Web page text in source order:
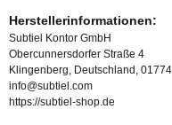
Herstellerinformationen:
Subtiel Kontor GmbH
Obercunnersdorfer Straße 4
Klingenberg, Deutschland, 01774
info@subtiel.com
https://subtiel-shop.de